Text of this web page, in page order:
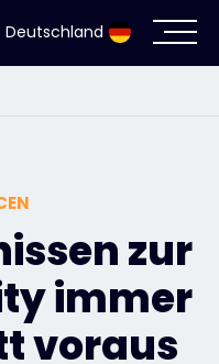
Deutschland
zur
immer
voraus